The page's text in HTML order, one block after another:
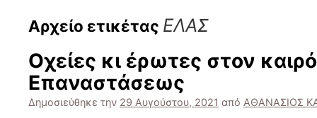
Αρχείο ετικέτας ΕΛΑΣ
Οχείες κι έρωτες στον
Επαναστάσεως
Δημοσιεύθηκε την 29 Αυγούστου, 2021 από ΑΘΑΝΑΣΙΟΣ